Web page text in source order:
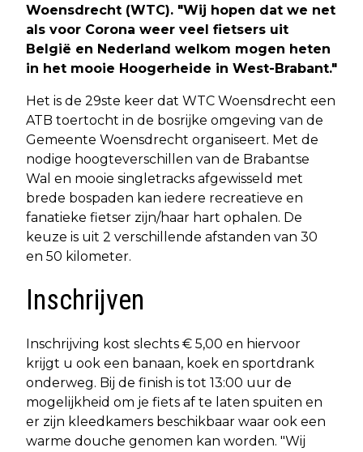
Woensdrecht (WTC). "Wij hopen dat we net
als voor Corona weer veel fietsers uit
België en Nederland welkom mogen heten
in het mooie Hoogerheide in West-Brabant."
Het is de 29ste keer dat WTC Woensdrecht een
ATB toertocht in de bosrijke omgeving van de
Gemeente Woensdrecht organiseert. Met de
nodige hoogteverschillen van de Brabantse
Wal en mooie singletracks afgewisseld met
brede bospaden kan iedere recreatieve en
fanatieke fietser zijn/haar hart ophalen. De
keuze is uit 2 verschillende afstanden van 30
en 50 kilometer.
Inschrijven
Inschrijving kost slechts € 5,00 en hiervoor
krijgt u ook een banaan, koek en sportdrank
onderweg. Bij de finish is tot 13:00 uur de
mogelijkheid om je fiets af te laten spuiten en
er zijn kleedkamers beschikbaar waar ook een
warme douche genomen kan worden. "Wij